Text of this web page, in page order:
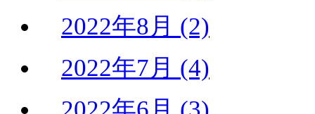
2022年8月 (2)
2022年7月 (4)